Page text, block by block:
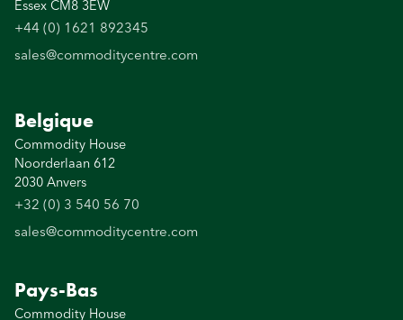
Essex CM8 3EW
+44 (0) 1621 892345
sales@commoditycentre.com
Belgique
Commodity House
Noorderlaan 612
2030 Anvers
+32 (0) 3 540 56 70
sales@commoditycentre.com
Pays-Bas
Commodity House